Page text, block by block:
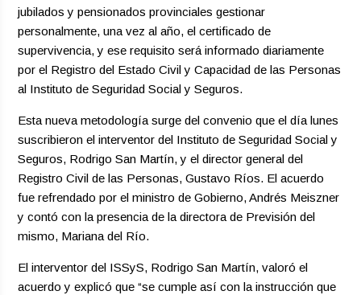
jubilados y pensionados provinciales gestionar
personalmente, una vez al año, el certificado de
supervivencia, y ese requisito será informado diariamente
por el Registro del Estado Civil y Capacidad de las Personas
al Instituto de Seguridad Social y Seguros.
Esta nueva metodología surge del convenio que el día lunes
suscribieron el interventor del Instituto de Seguridad Social y
Seguros, Rodrigo San Martín, y el director general del
Registro Civil de las Personas, Gustavo Ríos. El acuerdo
fue refrendado por el ministro de Gobierno, Andrés Meiszner
y contó con la presencia de la directora de Previsión del
mismo, Mariana del Río.
El interventor del ISSyS, Rodrigo San Martín, valoró el
acuerdo y explicó que “se cumple así con la instrucción que